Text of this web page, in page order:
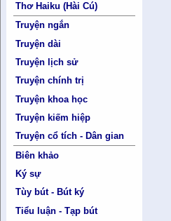
Thơ Haiku (Hài Cú)
Truyện ngắn
Truyện dài
Truyện lịch sử
Truyện chính trị
Truyện khoa học
Truyện kiếm hiệp
Truyện cổ tích - Dân gian
Biên khảo
Ký sự
Tùy bút - Bút ký
Tiểu luận - Tạp bút